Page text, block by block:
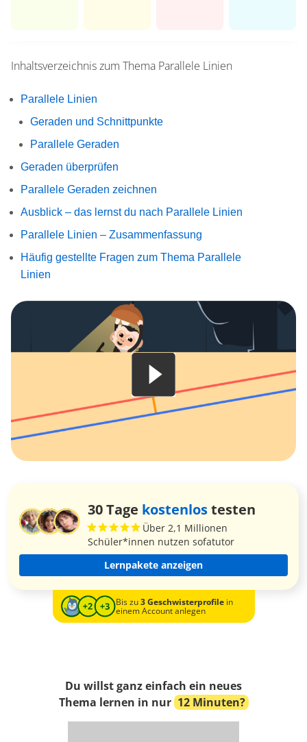
Inhaltsverzeichnis zum Thema Parallele Linien
Parallele Linien
Geraden und Schnittpunkte
Parallele Geraden
Geraden überprüfen
Parallele Geraden zeichnen
Ausblick – das lernst du nach Parallele Linien
Parallele Linien – Zusammenfassung
Häufig gestellte Fragen zum Thema Parallele
Linien
30 Tage kostenlostesten
Über 2,1 Millionen
Schüler*innen nutzen sofatutor
Lernpakete anzeigen
Bis zu3 Geschwisterprofilein
einem Account anlegen
Du willst ganz einfach ein neues
Thema lernen in nur 12 Minuten?